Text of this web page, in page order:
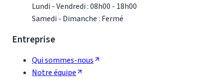
Lundi - Vendredi : 08h00 - 18h00
Samedi - Dimanche : Fermé
Entreprise
Qui sommes-nous
Notre équipe